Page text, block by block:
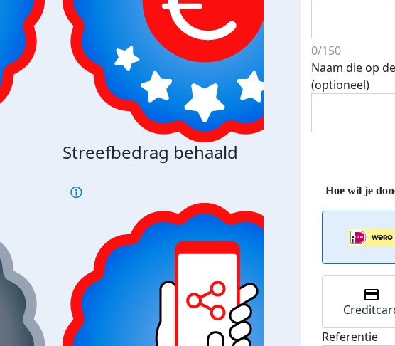
Streefbedrag behaald
0/150
Naam die op
(optioneel)
Referentie